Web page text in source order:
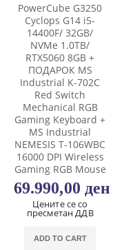
PowerCube G3250
Cyclops G14 i5-
14400F/ 32GB/
NVMe 1.0TB/
RTX5060 8GB +
ПОДАРОК MS
Industrial K-702C
Red Switch
Mechanical RGB
Gaming Keyboard +
MS Industrial
NEMESIS T-106WBC
16000 DPI Wireless
Gaming RGB Mouse
69.990,00 ден
Цените се со
пресметан ДДВ
ADD TO CART